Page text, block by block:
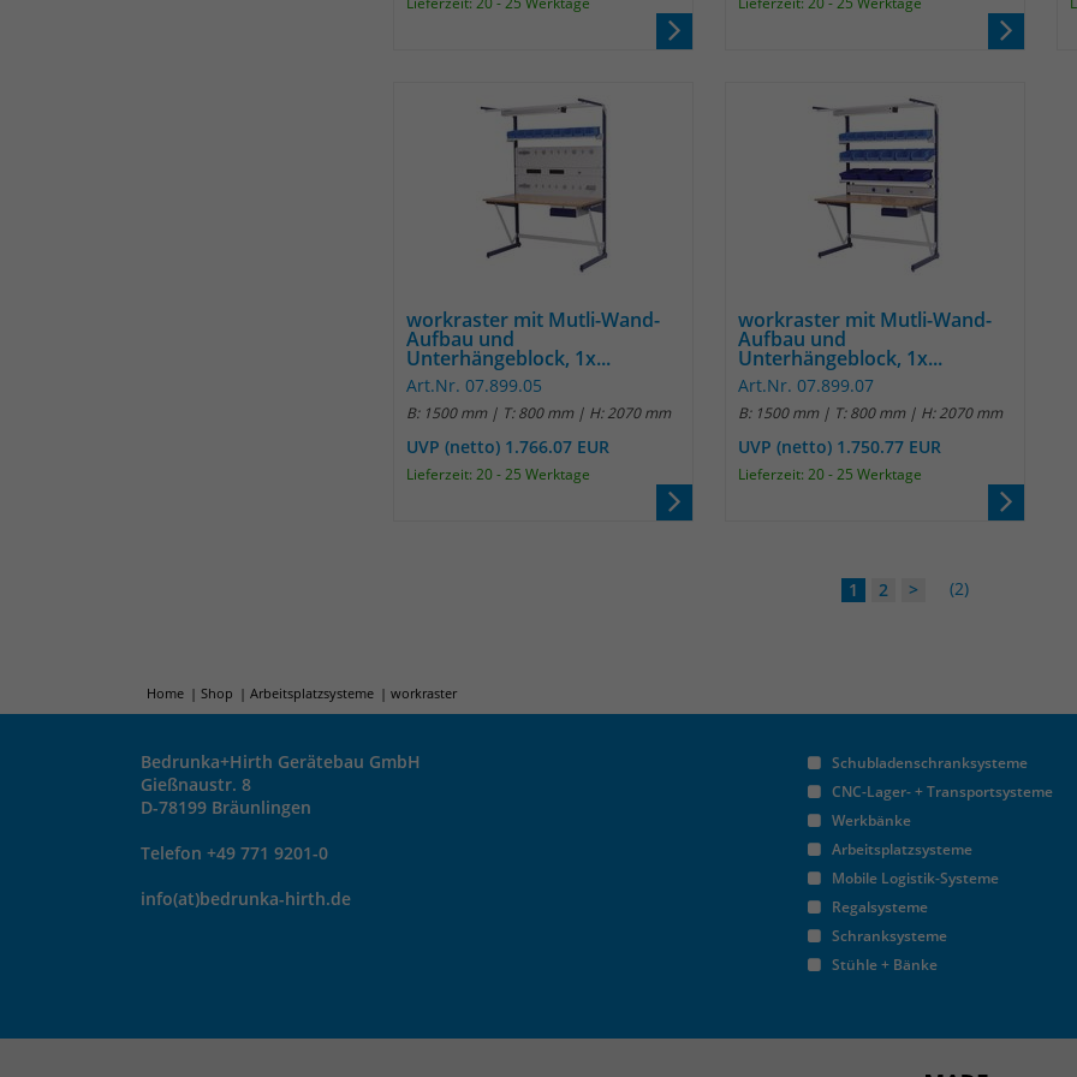
workraster mit Mutli-Wand-
Aufbau und
Unterhängeblock, 1x...
Art.Nr. 07.899.05
B: 1500 mm | T: 800 mm | H: 2070 mm
UVP (netto) 1.766.07 EUR
Lieferzeit: 20 - 25 Werktage
workraster mit Mutli-Wand-
Aufbau und
Unterhängeblock, 1x...
Art.Nr. 07.899.07
B: 1500 mm | T: 800 mm | H: 2070 mm
UVP (netto) 1.750.77 EUR
Lieferzeit: 20 - 25 Werktage
1 2 > (2)
Home Shop Arbeitsplatzsysteme workraster
Bedrunka+Hirth Gerätebau GmbH
Gießnaustr. 8
D-78199 Bräunlingen
Telefon +49 771 9201-0
info(at)bedrunka-hirth.de
Schubladenschranksysteme
CNC-Lager- + Transportsysteme
Werkbänke
Arbeitsplatzsysteme
Mobile Logistik-Systeme
Regalsysteme
Schranksysteme
Stühle + Bänke